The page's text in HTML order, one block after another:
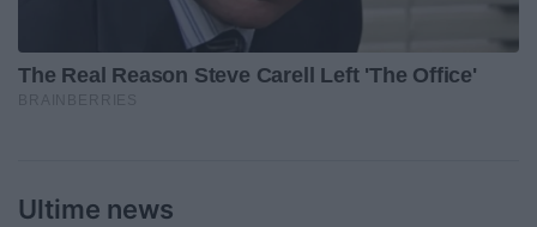
Ultime news